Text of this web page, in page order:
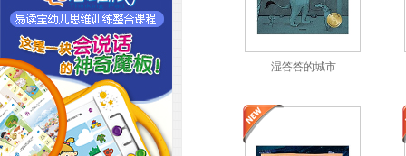
湿答答的城市